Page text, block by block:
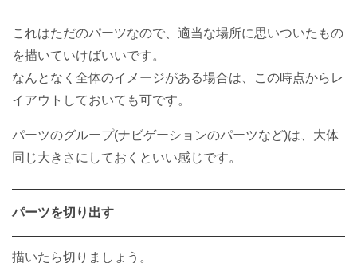
これはただのパーツなので、適当な場所に思いついたもの
を描いていけばいいです。
なんとなく全体のイメージがある場合は、この時点からレ
イアウトしておいても可です。
パーツのグループ(ナビゲーションのパーツなど)は、大体
同じ大きさにしておくといい感じです。
パーツを切り出す
描いたら切りましょう。